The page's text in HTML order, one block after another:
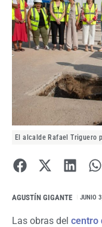
El alcalde Rafael Triguero
AGUSTÍN GIGANTE JUNIO
Las obras del centro